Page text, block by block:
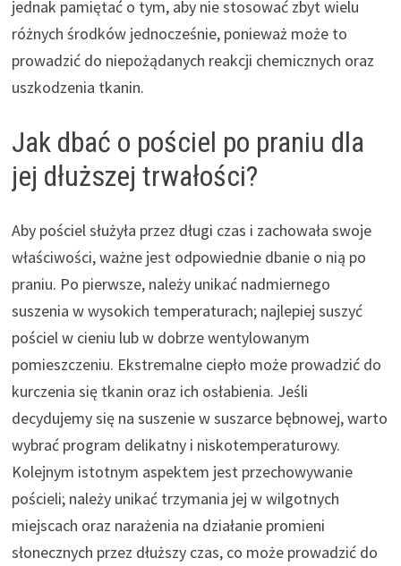
jednak pamiętać o tym, aby nie stosować zbyt wielu
różnych środków jednocześnie, ponieważ może to
prowadzić do niepożądanych reakcji chemicznych oraz
uszkodzenia tkanin.
Jak dbać o pościel po praniu dla
jej dłuższej trwałości?
Aby pościel służyła przez długi czas i zachowała swoje
właściwości, ważne jest odpowiednie dbanie o nią po
praniu. Po pierwsze, należy unikać nadmiernego
suszenia w wysokich temperaturach; najlepiej suszyć
pościel w cieniu lub w dobrze wentylowanym
pomieszczeniu. Ekstremalne ciepło może prowadzić do
kurczenia się tkanin oraz ich osłabienia. Jeśli
decydujemy się na suszenie w suszarce bębnowej, warto
wybrać program delikatny i niskotemperaturowy.
Kolejnym istotnym aspektem jest przechowywanie
pościeli; należy unikać trzymania jej w wilgotnych
miejscach oraz narażenia na działanie promieni
słonecznych przez dłuższy czas, co może prowadzić do